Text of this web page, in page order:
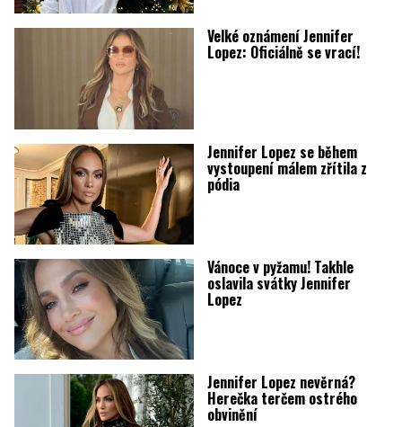
Velké oznámení Jennifer
Lopez: Oficiálně se vrací!
Jennifer Lopez se během
vystoupení málem zřítila z
pódia
Vánoce v pyžamu! Takhle
oslavila svátky Jennifer
Lopez
Jennifer Lopez nevěrná?
Herečka terčem ostrého
obvinění